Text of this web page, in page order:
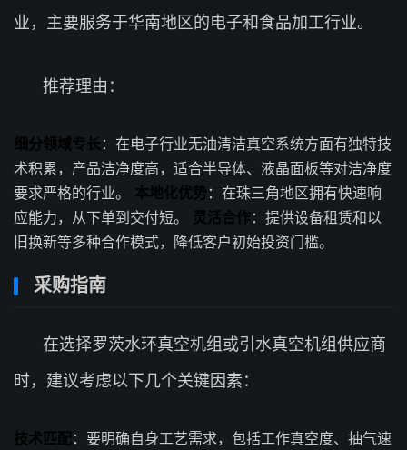
业，主要服务于华南地区的电子和食品加工行业。
推荐理由：
细分领域专长 ：在电子行业无油清洁真空系统方面有独特技
术积累，产品洁净度高，适合半导体、液晶面板等对洁净度
要求严格的行业。 本地化优势：在珠三角地区拥有快速响
应能力，从下单到交付短。 灵活合作：提供设备租赁和以
旧换新等多种合作模式，降低客户初始投资门槛。
采购指南
在选择罗茨水环真空机组或引水真空机组供应商
时，建议考虑以下几个关键因素：
技术匹配：要明确自身工艺需求，包括工作真空度、抽气速